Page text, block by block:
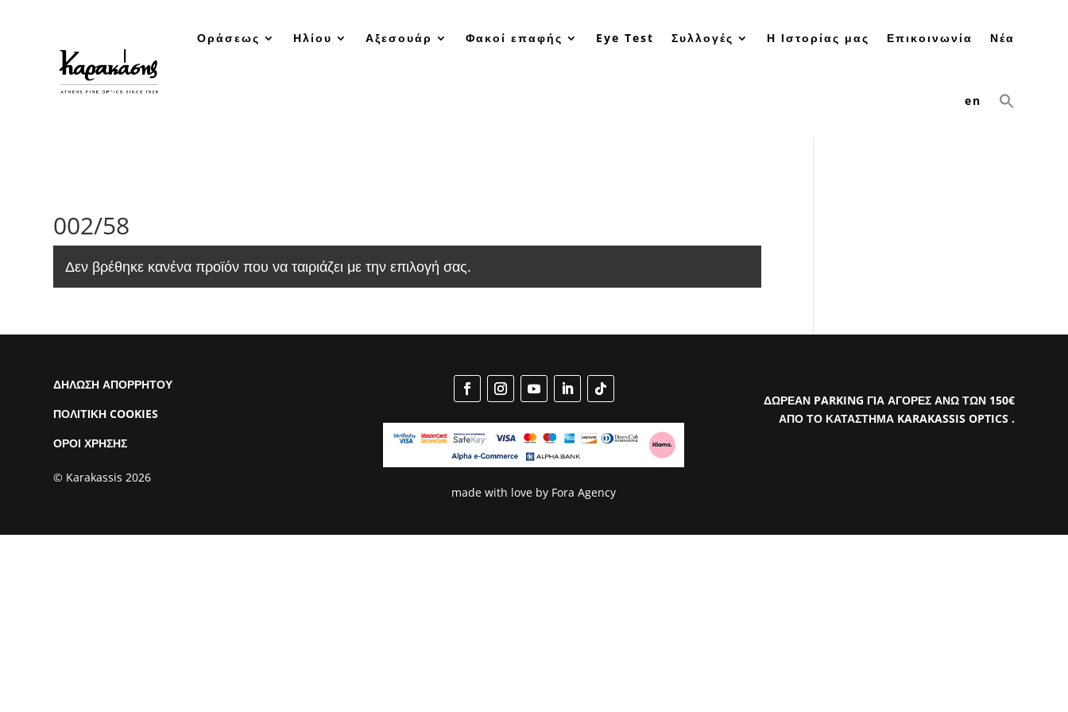
Οράσεως Ηλίου Αξεσουάρ Φακοί επαφής Eye Test Συλλογές Η Ιστορίας μας Επικοινωνία Νέα
en
002/58
Δεν βρέθηκε κανένα προϊόν που να ταιριάζει με την επιλογή σας.
ΔΗΛΩΣΗ ΑΠΟΡΡΗΤΟΥ
ΠΟΛΙΤΙΚΗ COOKIES
ΟΡΟΙ ΧΡΗΣΗΣ
© Karakassis 2026
made with love by Fora Agency
ΔΩΡΕΑΝ PARKING ΓΙΑ ΑΓΟΡΕΣ ΑΝΩ ΤΩΝ 150€
ΑΠΟ ΤΟ ΚΑΤΑΣΤΗΜΑ KARAKASSIS OPTICS .